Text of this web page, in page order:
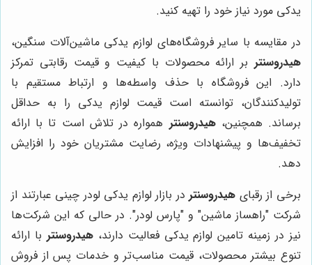
یدکی مورد نیاز خود را تهیه کنید.
در مقایسه با سایر فروشگاه‌های لوازم یدکی ماشین‌آلات سنگین،
هیدروسنتر بر ارائه محصولات با کیفیت و قیمت رقابتی تمرکز
دارد. این فروشگاه با حذف واسطه‌ها و ارتباط مستقیم با
تولیدکنندگان، توانسته است قیمت لوازم یدکی را به حداقل
برساند. همچنین،هیدروسنتر همواره در تلاش است تا با ارائه
تخفیف‌ها و پیشنهادات ویژه، رضایت مشتریان خود را افزایش
دهد.
برخی از رقبای هیدروسنتر در بازار لوازم یدکی لودر چینی عبارتند از
شرکت "راهساز ماشین" و "پارس لودر". در حالی که این شرکت‌ها
نیز در زمینه تامین لوازم یدکی فعالیت دارند،هیدروسنتر با ارائه
تنوع بیشتر محصولات، قیمت مناسب‌تر و خدمات پس از فروش